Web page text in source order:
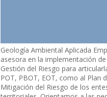
Geología Ambiental Aplicada
asesora en la implementación
Gestión del Riesgo para
POT, PBOT, EOT, como al Plan
Mitigación del Riesgo de los